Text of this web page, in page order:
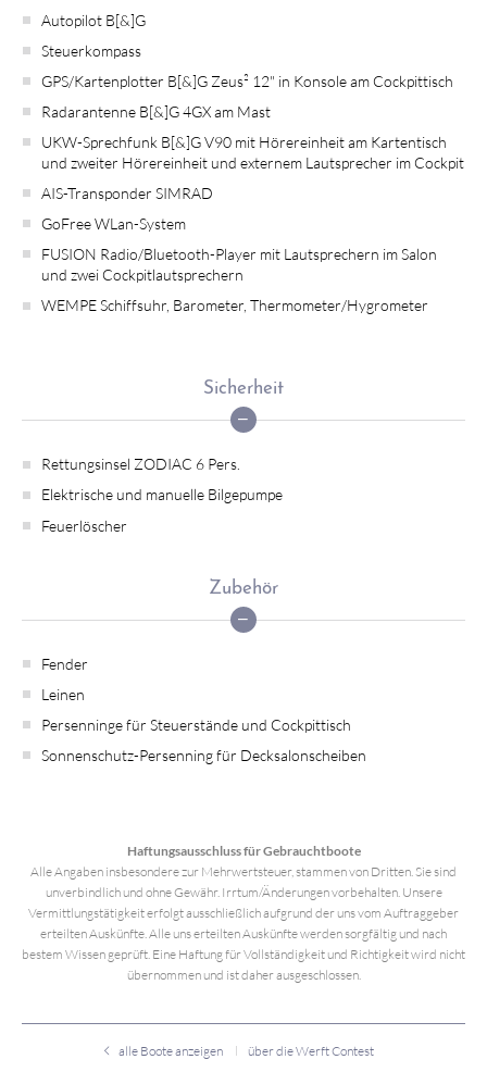
Autopilot B[&]G
Steuerkompass
GPS/Kartenplotter B[&]G Zeus² 12" in Konsole am Cockpittisch
Radarantenne B[&]G 4GX am Mast
UKW-Sprechfunk B[&]G V90 mit Hörereinheit am Kartentisch
und zweiter Hörereinheit und externem Lautsprecher im Cockpit
AIS-Transponder SIMRAD
GoFree WLan-System
FUSION Radio/Bluetooth-Player mit Lautsprechern im Salon
und zwei Cockpitlautsprechern
WEMPE Schiffsuhr, Barometer, Thermometer/Hygrometer
Sicherheit
Rettungsinsel ZODIAC 6 Pers.
Elektrische und manuelle Bilgepumpe
Feuerlöscher
Zubehör
Fender
Leinen
Persenninge für Steuerstände und Cockpittisch
Sonnenschutz-Persenning für Decksalonscheiben
Haftungsausschluss für Gebrauchtboote
Alle Angaben insbesondere zur Mehrwertsteuer, stammen von Dritten. Sie sind
unverbindlich und ohne Gewähr. Irrtum/Änderungen vorbehalten. Unsere
Vermittlungstätigkeit erfolgt ausschließlich aufgrund der uns vom Auftraggeber
erteilten Auskünfte. Alle uns erteilten Auskünfte werden sorgfältig und nach
bestem Wissen geprüft. Eine Haftung für Vollständigkeit und Richtigkeit wird nicht
übernommen und ist daher ausgeschlossen.
alle Boote anzeigen über die Werft Contest